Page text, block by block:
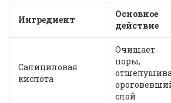
Ингредиент
Основное
действие
Салициловая
кислота
Очищает
поры,
слой